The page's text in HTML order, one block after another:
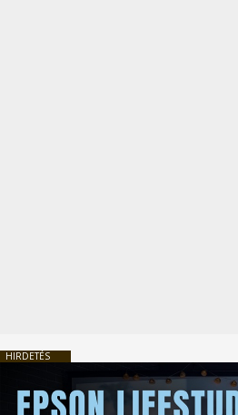
HIRDETÉS